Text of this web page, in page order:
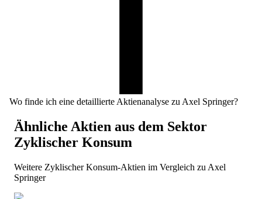
Wo finde ich eine detaillierte Aktienanalyse zu Axel Springer?
Ähnliche Aktien aus dem Sektor
Zyklischer Konsum
Weitere Zyklischer Konsum-Aktien im Vergleich zu Axel
Springer